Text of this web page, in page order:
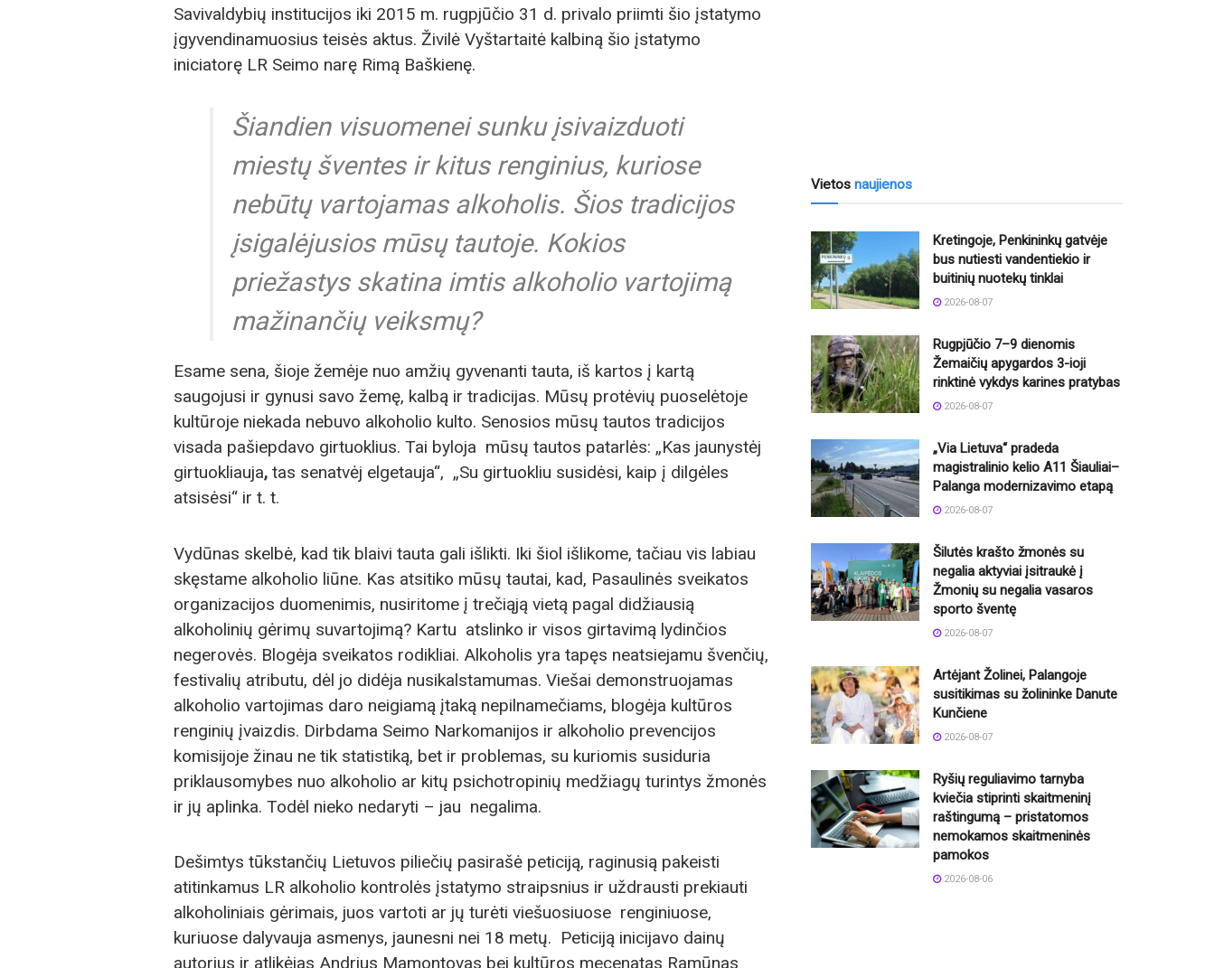
Savivaldybių institucijos iki 2015 m. rugpjūčio 31 d. privalo priimti šio įstatymo
įgyvendinamuosius teisės aktus. Živilė Vyštartaitė kalbiną šio įstatymo
iniciatorę LR Seimo narę Rimą Baškienę.
Šiandien visuomenei sunku įsivaizduoti
miestų šventes ir kitus renginius, kuriose
nebūtų vartojamas alkoholis. Šios tradicijos
įsigalėjusios mūsų tautoje. Kokios
priežastys skatina imtis alkoholio vartojimą
mažinančių veiksmų?
Esame sena, šioje žemėje nuo amžių gyvenanti tauta, iš kartos į kartą
saugojusi ir gynusi savo žemę, kalbą ir tradicijas. Mūsų protėvių puoselėtoje
kultūroje niekada nebuvo alkoholio kulto. Senosios mūsų tautos tradicijos
visada pašiepdavo girtuoklius. Tai byloja mūsų tautos patarlės: „Kas jaunystėj
girtuokliauja, tas senatvėj elgetauja“, „Su girtuokliu susidėsi, kaip į dilgėles
atsisėsi“ ir t. t.
Vydūnas skelbė, kad tik blaivi tauta gali išlikti. Iki šiol išlikome, tačiau vis labiau
skęstame alkoholio liūne. Kas atsitiko mūsų tautai, kad, Pasaulinės sveikatos
organizacijos duomenimis, nusiritome į trečiąją vietą pagal didžiausią
alkoholinių gėrimų suvartojimą? Kartu atslinko ir visos girtavimą lydinčios
negerovės. Blogėja sveikatos rodikliai. Alkoholis yra tapęs neatsiejamu švenčių,
festivalių atributu, dėl jo didėja nusikalstamumas. Viešai demonstruojamas
alkoholio vartojimas daro neigiamą įtaką nepilnamečiams, blogėja kultūros
renginių įvaizdis. Dirbdama Seimo Narkomanijos ir alkoholio prevencijos
komisijoje žinau ne tik statistiką, bet ir problemas, su kuriomis susiduria
priklausomybes nuo alkoholio ar kitų psichotropinių medžiagų turintys žmonės
ir jų aplinka. Todėl nieko nedaryti – jau negalima.
Dešimtys tūkstančių Lietuvos piliečių pasirašė peticiją, raginusią pakeisti
atitinkamus LR alkoholio kontrolės įstatymo straipsnius ir uždrausti prekiauti
alkoholiniais gėrimais, juos vartoti ar jų turėti viešuosiuose renginiuose,
kuriuose dalyvauja asmenys, jaunesni nei 18 metų. Peticiją inicijavo dainų
autorius ir atlikėjas Andrius Mamontovas bei kultūros mecenatas Ramūnas
Vietos naujienos
Kretingoje, Penkininkų gatvėje
bus nutiesti vandentiekio ir
buitinių nuotekų tinklai
2026-08-07
Rugpjūčio 7–9 dienomis
Žemaičių apygardos 3-ioji
rinktinė vykdys karines pratybas
2026-08-07
„Via Lietuva“ pradeda
magistralinio kelio A11 Šiauliai–
Palanga modernizavimo etapą
2026-08-07
Šilutės krašto žmonės su
negalia aktyviai įsitraukė į
Žmonių su negalia vasaros
sporto šventę
2026-08-07
Artėjant Žolinei, Palangoje
susitikimas su žolininke Danute
Kunčiene
2026-08-07
Ryšių reguliavimo tarnyba
kviečia stiprinti skaitmeninį
raštingumą – pristatomos
nemokamos skaitmeninės
pamokos
2026-08-06